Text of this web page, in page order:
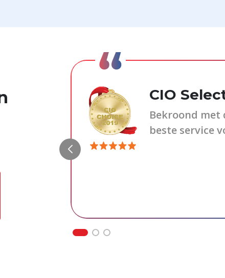
CIO
Bekroond met
beste service